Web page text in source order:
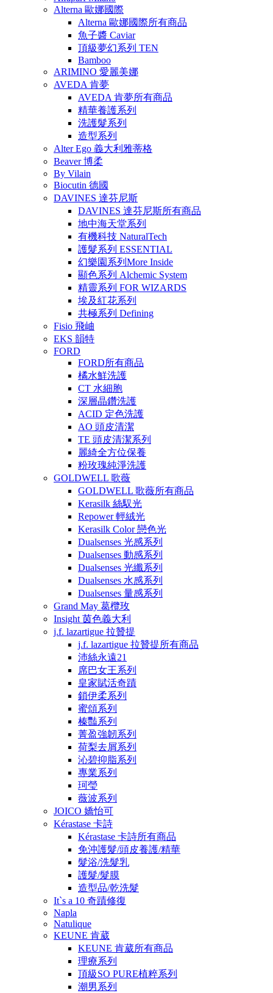
Alterna 歐娜國際
Alterna 歐娜國際所有商品
魚子醬 Caviar
頂級夢幻系列 TEN
Bamboo
ARIMINO 愛麗美娜
AVEDA 肯夢
AVEDA 肯夢所有商品
精華養護系列
洗護髮系列
造型系列
Alter Ego 義大利雅蒂格
Beaver 博柔
By Vilain
Biocutin 德國
DAVINES 達芬尼斯
DAVINES 達芬尼斯所有商品
地中海天堂系列
有機科技 NaturalTech
護髮系列 ESSENTIAL
幻樂園系列More Inside
顯色系列 Alchemic System
精靈系列 FOR WIZARDS
埃及紅花系列
共極系列 Defining
Fisio 飛岫
EKS 韻特
FORD
FORD所有商品
橘水鮮洗護
CT 水細胞
深層晶鑽洗護
ACID 定色洗護
AO 頭皮清潔
TE 頭皮清潔系列
麗綺全方位保養
粉玫瑰純淨洗護
GOLDWELL 歌薇
GOLDWELL 歌薇所有商品
Kerasilk 絲馭光
Repower 輕絨光
Kerasilk Color 戀色光
Dualsenses 光感系列
Dualsenses 動感系列
Dualsenses 光纖系列
Dualsenses 水感系列
Dualsenses 量感系列
Grand May 葛欖玫
Insight 茵色義大利
j.f. lazartigue 拉贊提
j.f. lazartigue 拉贊提所有商品
沛絲永遠21
席巴女王系列
皇家賦活奇蹟
鎖伊柔系列
蜜頌系列
榛豔系列
菁盈強韌系列
荷梨去屑系列
沁碧抑脂系列
專業系列
珂瑩
薇波系列
JOICO 嬌怡可
Kérastase 卡詩
Kérastase 卡詩所有商品
免沖護髮/頭皮養護/精華
髮浴/洗髮乳
護髮/髮膜
造型品/乾洗髮
It`s a 10 奇蹟修復
Napla
Natulique
KEUNE 肯葳
KEUNE 肯葳所有商品
理療系列
頂級SO PURE植粹系列
潮男系列